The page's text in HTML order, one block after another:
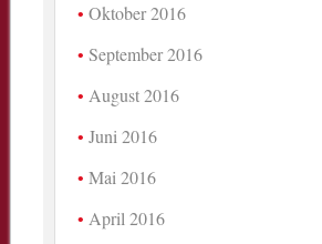
Oktober 2016
September 2016
August 2016
Juni 2016
Mai 2016
April 2016